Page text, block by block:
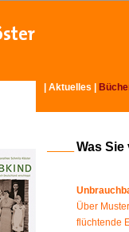
Aktuelles
Was
Über
flüchtende